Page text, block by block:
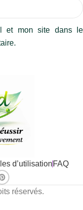
et mon site dans le
d’utilisation FAQ
réservés.